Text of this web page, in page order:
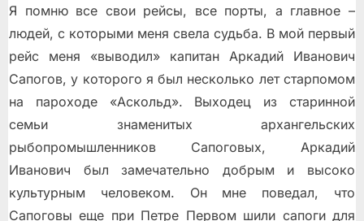
Я помню все свои рейсы, все порты, а главное –
людей, с которыми меня свела судьба. В мой первый
рейс меня «выводил» капитан Аркадий Иванович
Сапогов, у которого я был несколько лет старпомом
на пароходе «Аскольд». Выходец из старинной
семьи знаменитых архангельских
рыбопромышленников Сапоговых, Аркадий
Иванович был замечательно добрым и высоко
культурным человеком. Он мне поведал, что
Сапоговы еще при Петре Первом шили сапоги для